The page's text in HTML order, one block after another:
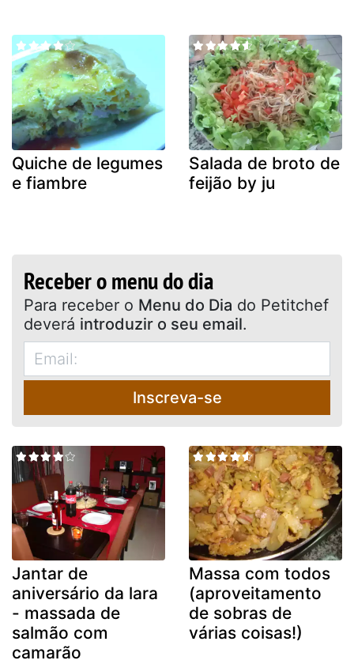
Quiche de legumes
e fiambre
Salada de broto de
feijão by ju
Receber o menu do dia
Para receber o Menu do Dia do Petitchef
deverá introduzir o seu email.
Inscreva-se
Jantar de
aniversário da lara
- massada de
salmão com
camarão
Massa com todos
(aproveitamento
de sobras de
várias coisas!)